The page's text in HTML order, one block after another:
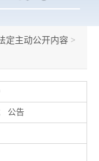
定主动公开内容 >
公告